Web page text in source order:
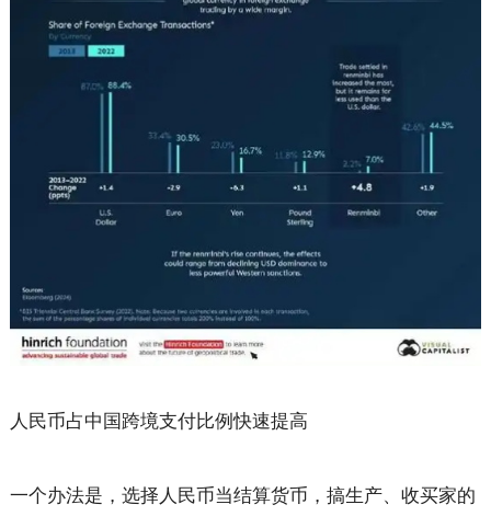
人民币占中国跨境支付比例快速提高
一个办法是，选择人民币当结算货币，搞生产、收买家的